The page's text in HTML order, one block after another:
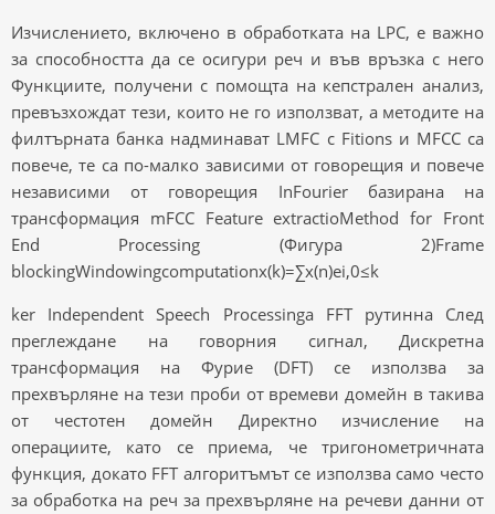
Изчислението, включено в обработката на LPC, е важно
за способността да се осигури реч и във връзка с него
Функциите, получени с помощта на кепстрален анализ,
превъзхождат тези, които не го използват, а методите на
филтърната банка надминават LMFC с Fitions и MFCC са
повече, те са по-малко зависими от говорещия и повече
независими от говорещия InFourier базирана на
трансформация mFCC Feature extractioMethod for Front
End Processing (Фигура 2)Frame
blockingWindowingcomputationx(k)=∑x(n)ei,0≤k
ker Independent Speech Processinga FFT рутинна След
преглеждане на говорния сигнал, Дискретна
трансформация на Фурие (DFT) се използва за
прехвърляне на тези проби от времеви домейн в такива
от честотен домейн Директно изчисление на
операциите, като се приема, че тригонометричната
функция, докато FFT алгоритъмът се използва само често
за обработка на реч за прехвърляне на речеви данни от